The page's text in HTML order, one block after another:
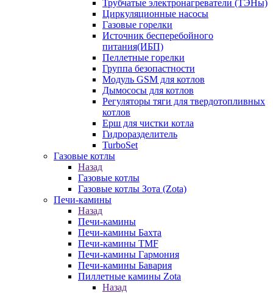
Трубчатые электронагреватели (ТЭНы)
Циркуляционные насосы
Газовые горелки
Источник бесперебойного
питания(ИБП)
Пеллетные горелки
Группа безопастности
Модуль GSM для котлов
Дымососы для котлов
Регуляторы тяги для твердотопливных
котлов
Ерш для чистки котла
Гидроразделитель
TurboSet
Газовые котлы
Назад
Газовые котлы
Газовые котлы Зота (Zota)
Печи-камины
Назад
Печи-камины
Печи-камины Бахта
Печи-камины TMF
Печи-камины Гармония
Печи-камины Бавария
Пиллетные камины Zota
Назад